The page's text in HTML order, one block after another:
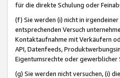
für die direkte Schulung oder
(f) Sie werden (i) nicht in
entsprechenden Versuch
Kontaktaufnahme mit Verkäufern
API, Datenfeeds,
Eigentumsrechte oder
(g) Sie werden nicht versuchen, (i)